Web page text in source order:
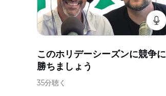
このホリデーシーズンに競争に
勝ちましょう
35分聴く